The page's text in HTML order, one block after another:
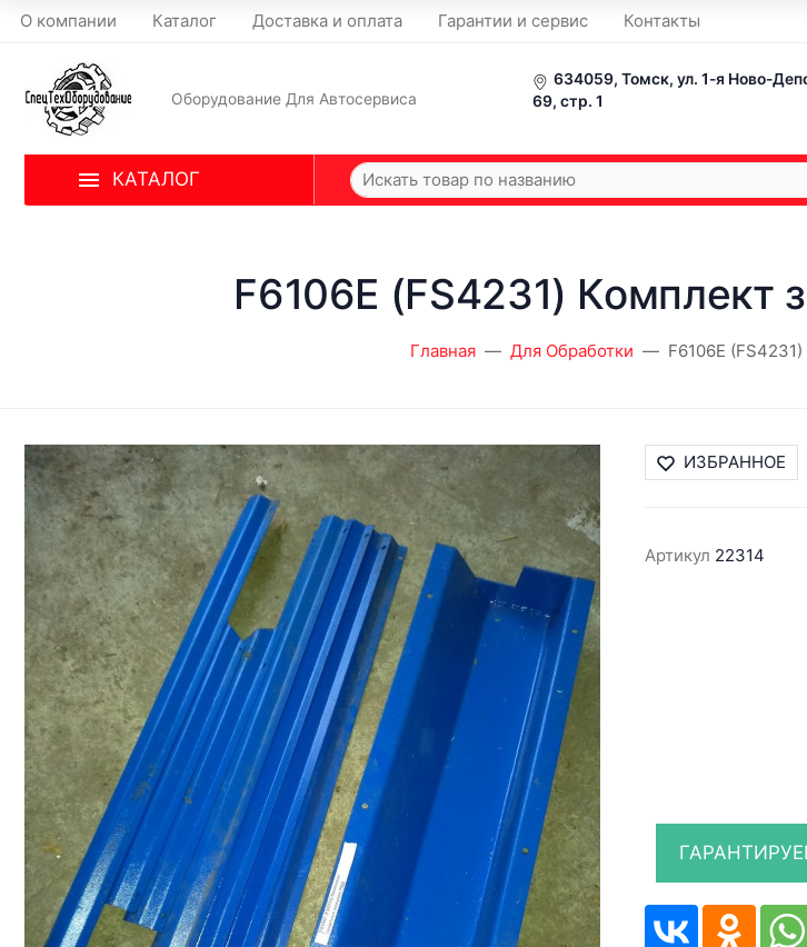
О компании Каталог Доставка и оплата Гарантии и сервис Контакты
Оборудование Для Автосервиса
634059, Томск, ул. 1-я Ново-
69, стр. 1
КАТАЛОГ
F6106E (FS4231)
Главная Для Обработки F6106E
ИЗБРАННОЕ
Артикул 22314